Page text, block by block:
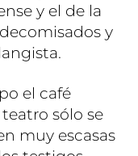
y el de la
y
el café
sólo se
muy escasas